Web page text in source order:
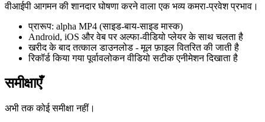
वीआईपी आगमन की शानदार घोषणा करने वाला एक भव्य कमरा-प्रवेश प्रभाव।
प्रारूप: alpha MP4 (साइड-बाय-साइड मास्क)
Android, iOS और वेब पर अल्फा-वीडियो प्लेयर के साथ चलता है
खरीद के बाद तत्काल डाउनलोड - मूल फ़ाइल वितरित की जाती है
रिकॉर्ड किया गया पूर्वावलोकन वीडियो सटीक एनीमेशन दिखाता है
समीक्षाएँ
अभी तक कोई समीक्षा नहीं।